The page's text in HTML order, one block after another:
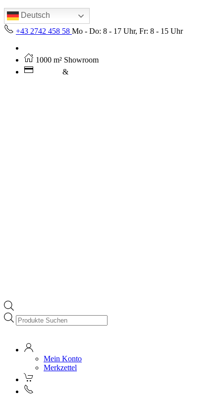
Deutsch
+43 2742 458 58 Mo - Do: 8 - 17 Uhr, Fr: 8 - 15 Uhr
1000 m² Showroom
&
Products
search
Mein Konto
Merkzettel